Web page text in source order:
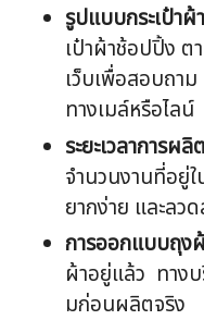
รูปแบบกระเป๋าผ้า
เป๋าผ้าช้อปปิ้ง ต
เว็บเพื่อสอบถา
ทางเมล์หรือไลน์
ระยะเวลาการผ
จำนวนงานที่อยู่
ยากง่าย และลว
การออกแบบถุง
ผ้าอยู่แล้ว ทาง
มก่อนผลิตจริง